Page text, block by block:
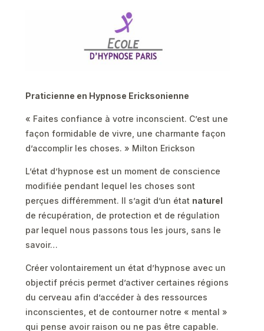
Praticienne en Hypnose Ericksonienne
« Faites confiance à votre inconscient. C’est une
façon formidable de vivre, une charmante façon
d’accomplir les choses. » Milton Erickson
L’état d’hypnose est un moment de conscience
modifiée pendant lequel les choses sont
perçues différemment. Il s’agit d’un état naturel
de récupération, de protection et de régulation
par lequel nous passons tous les jours, sans le
savoir…
Créer volontairement un état d’hypnose avec un
objectif précis permet d’activer certaines régions
du cerveau afin d’accéder à des ressources
inconscientes, et de contourner notre « mental »
qui pense avoir raison ou ne pas être capable.